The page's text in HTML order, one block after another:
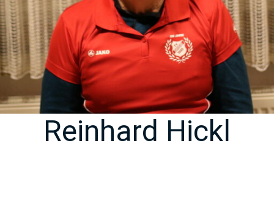
Reinhard Hickl